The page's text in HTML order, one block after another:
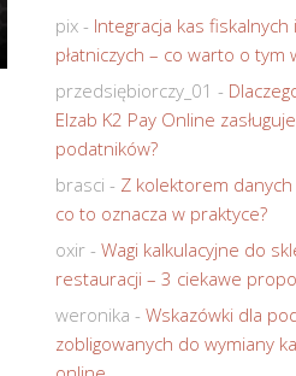
pix - Integracja kas fiskalnych
płatniczych – co warto o tym
przedsiębiorczy_01 -
Elzab K2 Pay Online
podatników?
brasci - Z kolektorem
co to oznacza w praktyce?
oxir - Wagi kalkulacyjne do
restauracji – 3 ciekawe
weronika - Wskazówki dla
zobligowanych do wymiany